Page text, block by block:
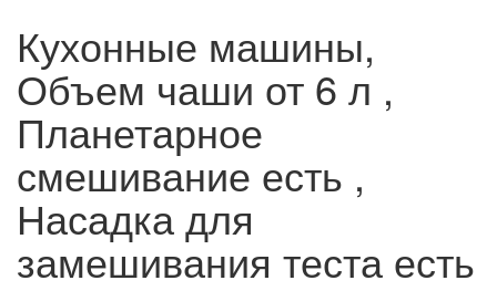
Кухонные машины,
Объем чаши от 6 л ,
Планетарное
смешивание есть ,
Насадка для
замешивания теста есть